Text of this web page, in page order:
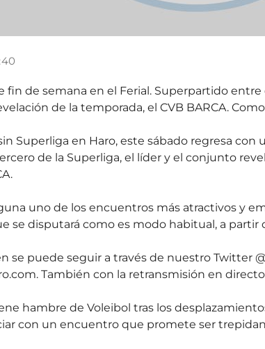
fin de semana en el Ferial. Superpartido entre
de la temporada, el CVB BARCA.
Superliga en Haro, este sábado regresa
de la Superliga, el líder y el conjunto
uno de los encuentros más atractivos y
se disputará como es modo habitual, a partir
se puede seguir a través de nuestro Twitter
También con la retransmisión en
hambre de Voleibol tras los
con un encuentro que promete ser